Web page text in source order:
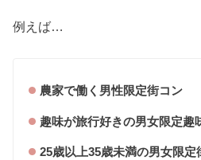
例えば…
農家で働く男性限定街コン
趣味が旅行好きの男女限定趣
25歳以上35歳未満の男女限定